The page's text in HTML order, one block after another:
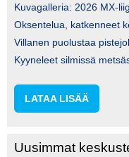
Kuvagalleria: 2026 MX-
Oksentelua, katkenneet
Villanen puolustaa
Kyyneleet silmissä
LATAA LISÄÄ
Uusimmat